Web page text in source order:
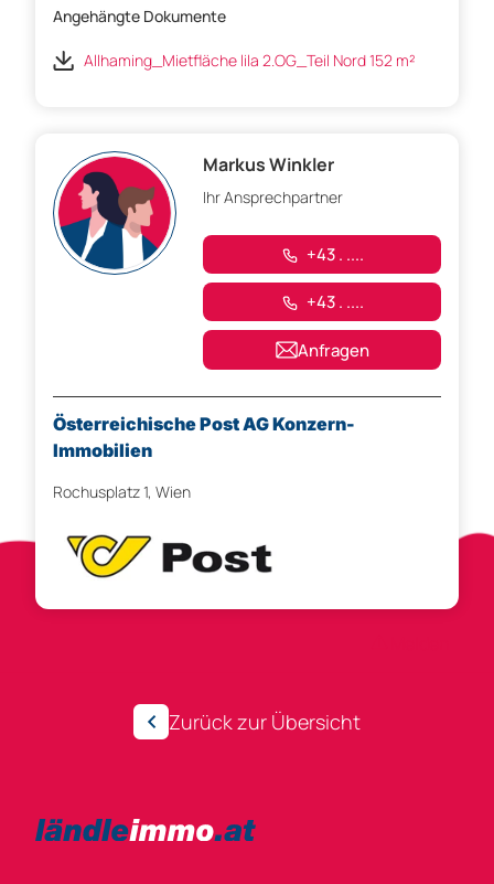
Angehängte Dokumente
Allhaming_Mietfläche lila 2.OG_Teil Nord 152 m²
Markus Winkler
Ihr Ansprechpartner
+43 . ....
+43 . ....
Anfragen
Österreichische Post AG Konzern-
Immobilien
Rochusplatz 1, Wien
Zurück zur Übersicht